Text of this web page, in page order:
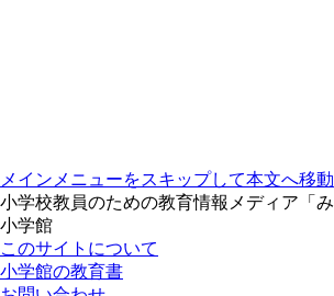
メインメニューをスキップして本文へ移動
小学校教員のための教育情報メディア「
小学館
このサイトについて
小学館の教育書